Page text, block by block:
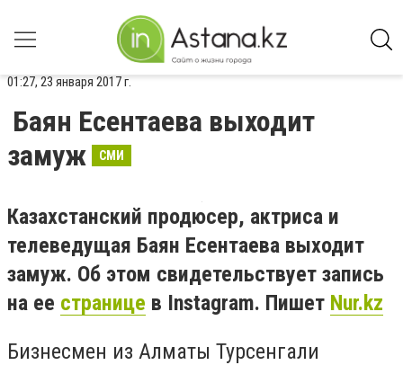
01:27, 23 января 2017 г.
Баян Есентаева выходит
замуж
СМИ
Казахстанский продюсер, актриса и
телеведущая Баян Есентаева выходит
замуж. Об этом свидетельствует запись
на ее странице в Instagram. Пишет Nur.kz
Бизнесмен из Алматы Турсенгали